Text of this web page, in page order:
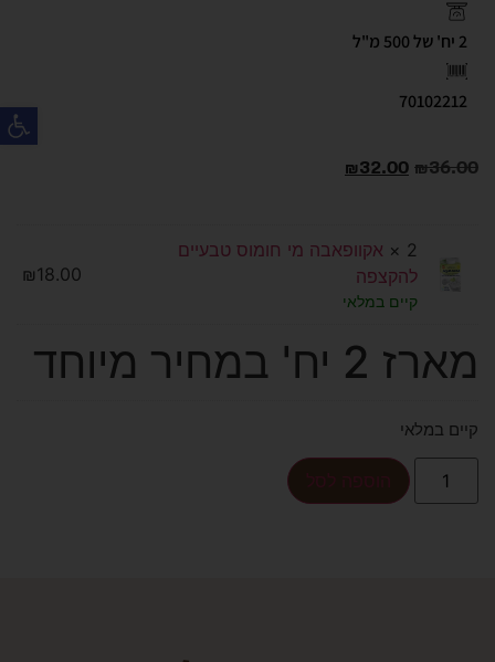
2 יח' של 500 מ"ל
70102212
₪36.00
₪32.00
2 ×
אקוופאבה מי חומוס טבעיים
להקצפה
קיים במלאי
₪18.00
מארז 2 יח' במחיר מיוחד
קיים במלאי